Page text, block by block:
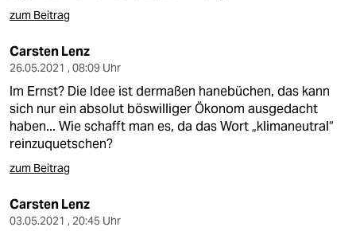
zum Beitrag
Carsten Lenz
26.05.2021 , 08:09 Uhr
Im Ernst? Die Idee ist dermaßen hanebüchen, das kann
sich nur ein absolut böswilliger Ökonom ausgedacht
haben... Wie schafft man es, da das Wort „klimaneutral“
reinzuquetschen?
zum Beitrag
Carsten Lenz
03.05.2021 , 20:45 Uhr